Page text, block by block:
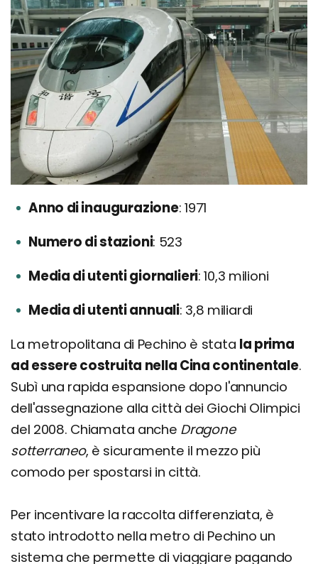
Anno di inaugurazione 1971
Numero di stazioni 523
Media di utenti giornalieri 10,3 milioni
Media di utenti annuali 3,8 miliardi
La metropolitana di Pechino è stata la prima
ad essere costruita nella Cina continentale.
Subì una rapida espansione dopo l'annuncio
dell'assegnazione alla città dei Giochi Olimpici
del 2008. Chiamata anche Dragone
sotterraneo, è sicuramente il mezzo più
comodo per spostarsi in città.
Per incentivare la raccolta differenziata, è
stato introdotto nella metro di Pechino un
sistema che permette di viaggiare pagando